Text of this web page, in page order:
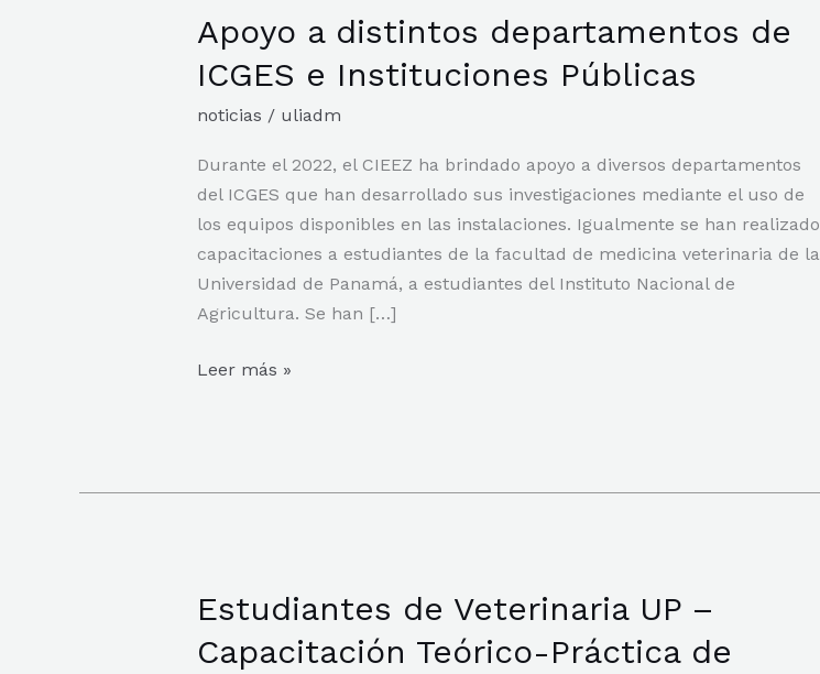
Apoyo a distintos departamentos de
ICGES e Instituciones Públicas
noticias / uliadm
Durante el 2022, el CIEEZ ha brindado apoyo a diversos departamentos
del ICGES que han desarrollado sus investigaciones mediante el uso de
los equipos disponibles en las instalaciones. Igualmente se han realizado
capacitaciones a estudiantes de la facultad de medicina veterinaria de la
Universidad de Panamá, a estudiantes del Instituto Nacional de
Agricultura. Se han […]
Apoyo
distintos
departamentos
ICGES
e
Instituciones
Públicas
Leer más »
Estudiantes de Veterinaria UP –
Capacitación Teórico-Práctica de
Estudiantes
Veterinaria